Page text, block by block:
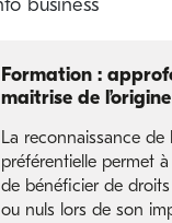
Formation :
maitrise de
La reconnaissance de
préférentielle permet
de bénéficier de
ou nuls lors de son